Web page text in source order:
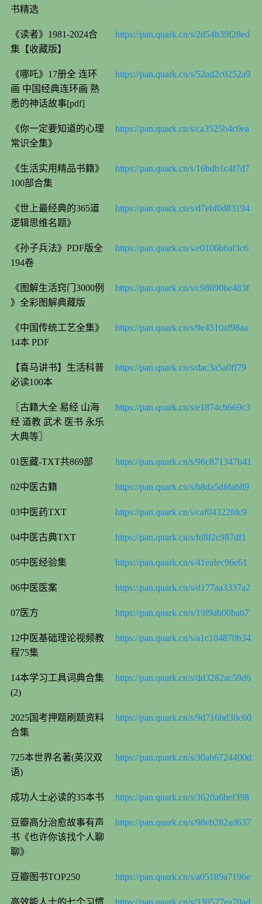
书精选
《读者》1981-2024合
集【收藏版】
https://pan.quark.cn/s/2d54b39f28ed
《哪吒》17册全 连环
画 中国经典连环画 熟
悉的神话故事[pdf]
https://pan.quark.cn/s/52ad2c0252a9
《你一定要知道的心理
常识全集》
https://pan.quark.cn/s/ca3525b4c0ea
《生活实用精品书籍》
100部合集
https://pan.quark.cn/s/16bdb1c4f7d7
《世上最经典的365道
逻辑思维名题》
https://pan.quark.cn/s/d7ebf0d83194
《孙子兵法》PDF版全
194卷
https://pan.quark.cn/s/e0106b6af3c6
《图解生活窍门3000例
》全彩图解典藏版
https://pan.quark.cn/s/c98690be483f
《中国传统工艺全集》
14本 PDF
https://pan.quark.cn/s/9e4510af98aa
【喜马讲书】生活科普
必读100本
https://pan.quark.cn/s/dac3a5a0ff79
〖古籍大全 易经 山海
经 道教 武术 医书 永乐
大典等〗
https://pan.quark.cn/s/e1874cb669c3
01医藏-TXT共869部 https://pan.quark.cn/s/96c871347b41
02中医古籍 https://pan.quark.cn/s/b8da5dfdab89
03中医药TXT https://pan.quark.cn/s/caf04322fdc9
04中医古典TXT https://pan.quark.cn/s/fd8f2c987df1
05中医经验集 https://pan.quark.cn/s/41eafec96e61
06中医医案 https://pan.quark.cn/s/d177aa3337a2
07医方 https://pan.quark.cn/s/19f9ab00bab7
12中医基础理论视频教
程75集
https://pan.quark.cn/s/a1c184870b34
14本学习工具词典合集
(2)
https://pan.quark.cn/s/dd3282ac59d6
2025国考押题刷题资料
合集
https://pan.quark.cn/s/9d716bd38c60
725本世界名著(英汉双
语)
https://pan.quark.cn/s/30ab6724400d
成功人士必读的35本书 https://pan.quark.cn/s/3620a6bef398
豆瓣高分治愈故事有声
书《也许你该找个人聊
聊》
https://pan.quark.cn/s/98eb282ad637
豆瓣图书TOP250 https://pan.quark.cn/s/a05189a7196e
高效能人士的七个习惯 https://pan.quark.cn/s/330577ea70ad